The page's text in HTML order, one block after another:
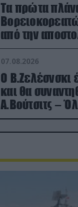
Τα πρώτα
από την
που έφτασαν
07.08.2026
Ο Β.Ζελέσνσκι
και θα
Α.Βούτσιτς – Όλα τα βλέμματα
στις σχέσεις